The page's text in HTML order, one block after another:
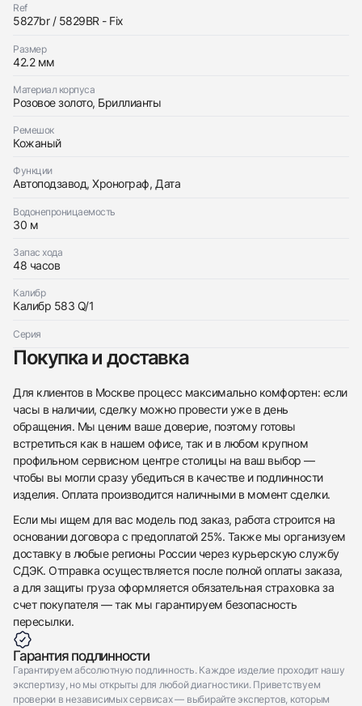
Ref
5827br / 5829BR - Fix
Размер
42.2 мм
Материал корпуса
Розовое золото, Бриллианты
Ремешок
Кожаный
Функции
Автоподзавод, Хронограф, Дата
Водонепроницаемость
30 м
Запас хода
48 часов
Калибр
Калибр 583 Q/1
Серия
Покупка и доставка
Для клиентов в Москве процесс максимально комфортен: если
часы в наличии, сделку можно провести уже в день
обращения. Мы ценим ваше доверие, поэтому готовы
встретиться как в нашем офисе, так и в любом крупном
профильном сервисном центре столицы на ваш выбор —
чтобы вы могли сразу убедиться в качестве и подлинности
изделия. Оплата производится наличными в момент сделки.
Если мы ищем для вас модель под заказ, работа строится на
основании договора с предоплатой 25%. Также мы организуем
доставку в любые регионы России через курьерскую службу
СДЭК. Отправка осуществляется после полной оплаты заказа,
а для защиты груза оформляется обязательная страховка за
счет покупателя — так мы гарантируем безопасность
пересылки.
Гарантия подлинности
Гарантируем абсолютную подлинность. Каждое изделие проходит нашу
экспертизу, но мы открыты для любой диагностики. Приветствуем
проверки в независимых сервисах — выбирайте экспертов, которым
Заказать эти часы
с вами
Новые
$66,950
с вами